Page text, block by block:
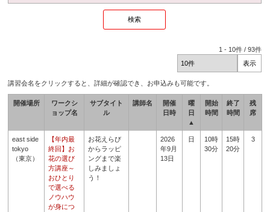
1 - 10件 /93件
講習会名をクリックすると、詳細が確認でき、お申込みも可能です。
開催場所
ワークシ
ョップ名
サブタイト
ル
講師名
開催
日時
曜
日
▲
開始
時間
終了
時間
残
席
east side
tokyo
（東京）
【年内最
終回】お
花の選び
方講座～
おひとり
で選べる
ノウハウ
が身につ
お花えらび
からラッピ
ングまで楽
しみましょ
う！
2026
年9月
13日
日
10時
30分
15時
20分
3